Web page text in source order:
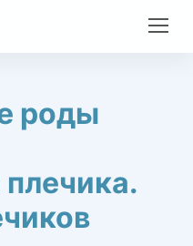
роды